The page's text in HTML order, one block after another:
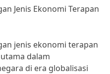
Jenis Ekonomi Terapan
jenis ekonomi terapan
dalam
di era globalisasi